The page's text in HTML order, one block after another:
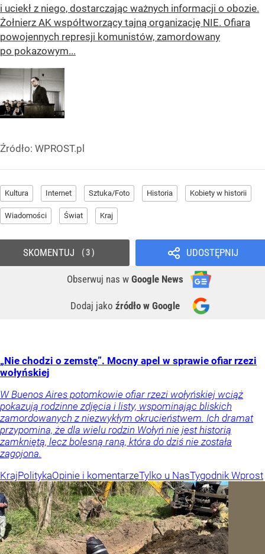
i uciekł z niego, dostarczając ważnych informacji o obozie.
Żołnierz AK współtworzący tajną organizację NIE. Ofiara
powojennych represji komunistów, zamordowany
po pokazowym...
Źródło: WPROST.pl
Kultura Internet Sztuka/Foto Historia Kobiety w historii
Wiadomości Świat Kraj
UDOSTĘPNIJ
Obserwuj nas w Google News
Dodaj jako źródło w Google
SKOMENTUJ 3
„Nie chodzi o zemstę”. Mocny apel w sprawie ofiar rzezi
wołyńskiej
W Buenos Aires potomkowie ofiar rzezi wołyńskiej wciąż
pokazują rodzinne zdjęcia i listy, wspominając bliskich
zamordowanych z niezwykłym okrucieństwem. Ich dramat
przypomina, że dla wielu rodzin Wołyń nie jest historią
zamkniętą, lecz bolesną raną, która do dziś nie została
zagojona.
KrajPolitykaOpinie i komentarzeTylko u NasTygodnik Wprost